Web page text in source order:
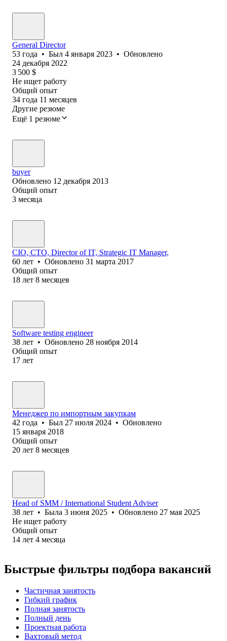
General Director
53 года • Был 4 января 2023 • Обновлено
24 декабря 2022
3 500 $
Не ищет работу
Общий опыт
34 года 11 месяцев
Другие резюме
Ещё 1 резюме
buyer
Обновлено 12 декабря 2013
Общий опыт
3 месяца
CIO, CTO, Director of IT, Strategic IT Manager,
60 лет • Обновлено 31 марта 2017
Общий опыт
18 лет 8 месяцев
Software testing engineer
38 лет • Обновлено 28 ноября 2014
Общий опыт
17 лет
Менеджер по имп‎ортным закупкам
42 года • Был 27 июля 2024 • Обновлено
15 января 2018
Общий опыт
20 лет 8 месяцев
Head of SMM / International Student Adviser
38 лет • Была 3 июня 2025 • Обновлено 27 мая 2025
Не ищет работу
Общий опыт
14 лет 4 месяца
Быстрые фильтры подбора вакансий
Частичная занятость
Гибкий график
Полная занятость
Полный день
Проектная работа
Вахтовый метод